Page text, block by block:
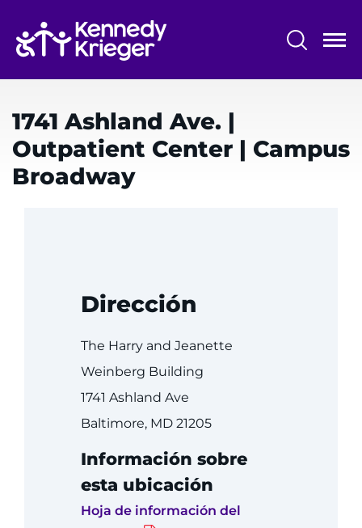
contenido
principal
Menú
sistema
Centros y programas
Investigación
Capacitación
REFERIR A UN PACIENTE
SOLICITAR UNA CITA
888-554-2080
Formas de donar
Acerca de
1741 Ashland Ave. |
Outpatient Center | Campus
Broadway
Dirección
The Harry and Jeanette
Weinberg Building
1741 Ashland Ave
Baltimore, MD 21205
Información sobre
esta ubicación
Hoja de información del